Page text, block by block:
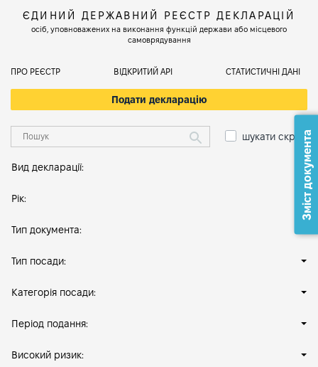
ЄДИНИЙ ДЕРЖАВНИЙ РЕЄСТР ДЕКЛАРАЦІЙ
осіб, уповноважених на виконання функцій держави або місцевого
самоврядування
ПРО РЕЄСТР ВІДКРИТИЙ АРІ СТАТИСТИЧНІ ДАНІ
Подати декларацію
шукати скрізь
Вид декларації:
Рік:
Тип документа:
Тип посади:
Категорія посади:
Період подання:
Високий ризик:
Зміст документа